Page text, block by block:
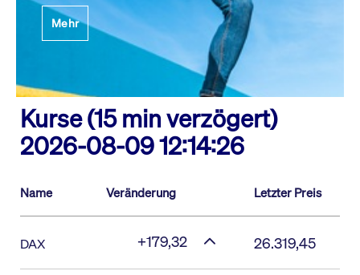
Mehr
Kurse (15 min verzögert)
2026-08-09 12:14:26
Name Veränderung Letzter Preis
DAX +179,32 26.319,45